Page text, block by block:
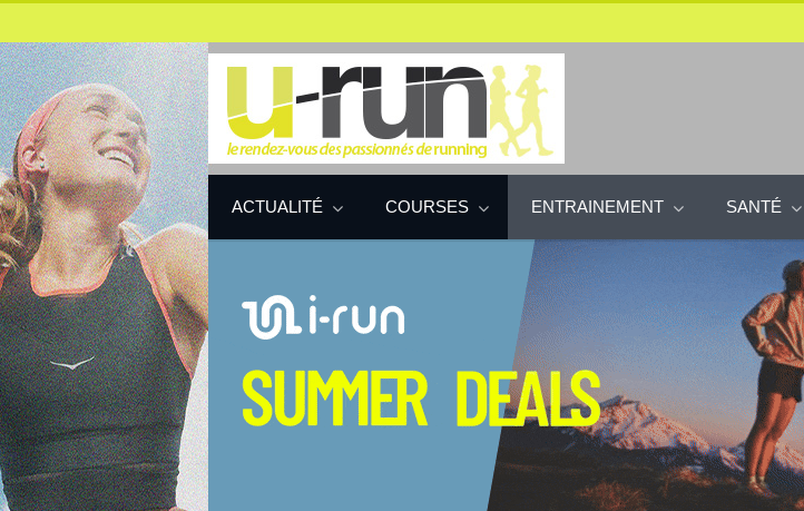
ACTUALITÉ COURSES ENTRAINEMENT SANTÉ